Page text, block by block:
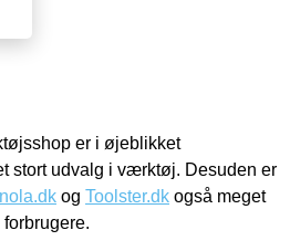
er i øjeblikket
stort udvalg i værktøj. Desuden er
og Toolster.dk også meget